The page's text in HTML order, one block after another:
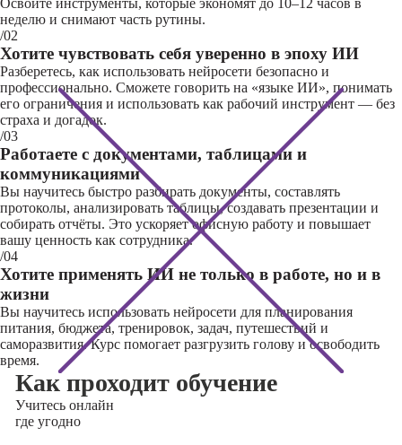
Освоите инструменты, которые экономят до 10–12 часов в
неделю и снимают часть рутины.
/02
Хотите чувствовать себя уверенно в эпоху ИИ
Разберетесь, как использовать нейросети безопасно и
профессионально. Сможете говорить на «языке ИИ», понимать
его ограничения и использовать как рабочий инструмент — без
страха и догадок.
/03
Работаете с документами, таблицами и
коммуникациями
Вы научитесь быстро разбирать документы, составлять
протоколы, анализировать таблицы, создавать презентации и
собирать отчёты. Это ускоряет офисную работу и повышает
вашу ценность как сотрудника.
/04
Хотите применять ИИ не только в работе, но и в
жизни
Вы научитесь использовать нейросети для планирования
питания, бюджета, тренировок, задач, путешествий и
саморазвития. Курс помогает разгрузить голову и освободить
время.
Как проходит обучение
Учитесь онлайн
где угодно